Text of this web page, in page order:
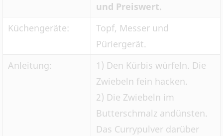
und Preiswert.
Küchengeräte:
Topf, Messer und
Püriergerät.
Anleitung:
1) Den Kürbis würfeln. Die
Zwiebeln fein hacken.
2) Die Zwiebeln im
Butterschmalz andünsten.
Das Currypulver darüber